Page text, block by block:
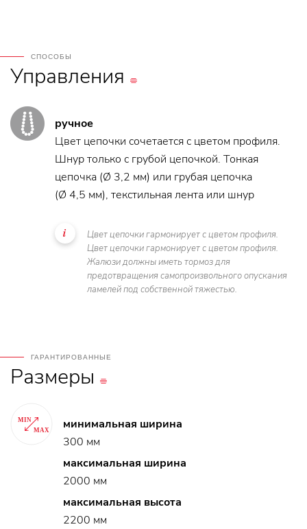
СПОСОБЫ
Управления
ручное
Цвет цепочки сочетается с цветом профиля.
Шнур только с грубой цепочкой. Тонкая
цепочка (Ø 3,2 мм) или грубая цепочка
(Ø 4,5 мм), текстильная лента или шнур
Цвет цепочки гармонирует с цветом профиля.
Цвет цепочки гармонирует с цветом профиля.
Жалюзи должны иметь тормоз для
предотвращения самопроизвольного опускания
ламелей под собственной тяжестью.
ГАРАНТИРОВАННЫЕ
Размеры
минимальная ширина
300 мм
максимальная ширина
2000 мм
максимальная высота
2200 мм